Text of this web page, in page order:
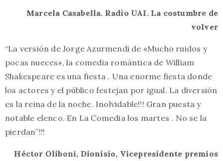
Marcela Casabella. Radio UAI. La costumbre de
volver
“La versión de Jorge Azurmendi de «Mucho ruidos y
pocas nueces», la comedia romántica de William
Shakespeare es una fiesta . Una enorme fiesta donde
los actores y el público festejan por igual. La diversión
es la reina de la noche. Inolvidable!!! Gran puesta y
notable elenco. En La Comedia los martes . No se la
pierdan”!!!
Héctor Oliboni, Dionisio, Vicepresidente premios